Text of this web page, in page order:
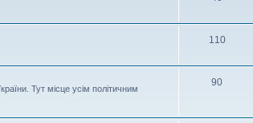
110
Тут місце усім політичним
90